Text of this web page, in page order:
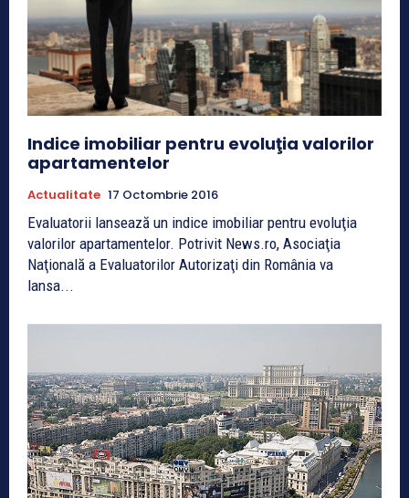
Indice imobiliar pentru evoluţia valorilor
apartamentelor
Actualitate 17 Octombrie 2016
Evaluatorii lansează un indice imobiliar pentru evoluţia
valorilor apartamentelor. Potrivit News.ro, Asociaţia
Naţională a Evaluatorilor Autorizaţi din România va
lansa...